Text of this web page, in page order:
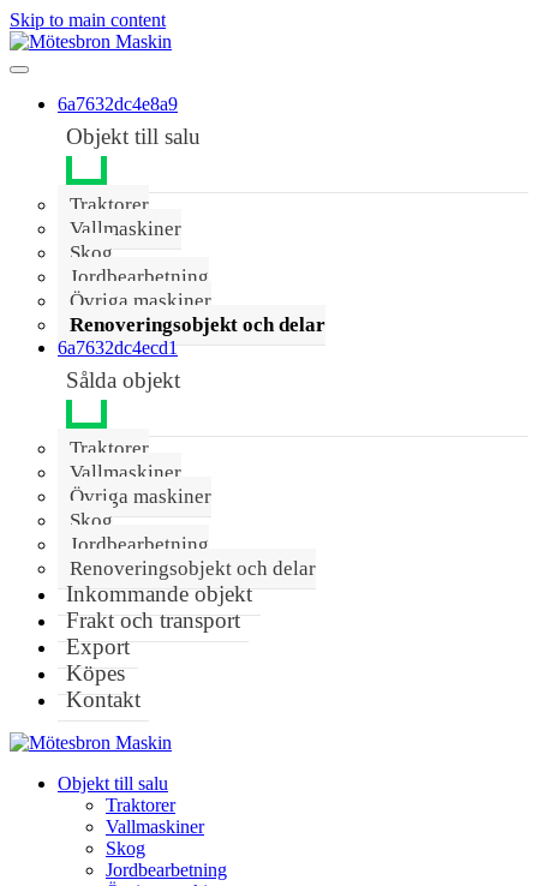
Skip to main content
6a7632dc4e8a9
Objekt till salu
Traktorer
Vallmaskiner
Skog
Jordbearbetning
Övriga maskiner
Renoveringsobjekt och delar
6a7632dc4ecd1
Sålda objekt
Traktorer
Vallmaskiner
Övriga maskiner
Skog
Jordbearbetning
Renoveringsobjekt och delar
Inkommande objekt
Frakt och transport
Export
Köpes
Kontakt
Objekt till salu
Traktorer
Vallmaskiner
Skog
Jordbearbetning